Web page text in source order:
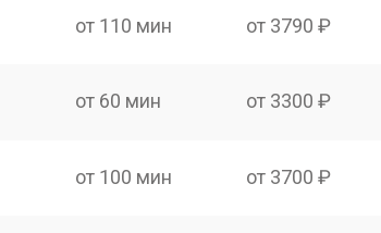
от 110 мин от 3790 ₽
от 60 мин от 3300 ₽
от 100 мин от 3700 ₽